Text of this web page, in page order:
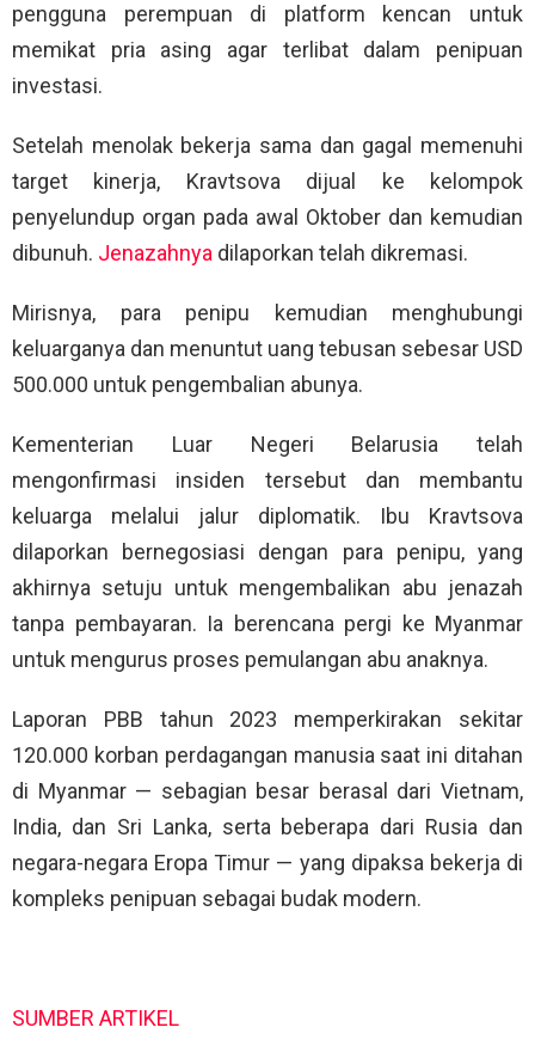
pengguna perempuan di platform kencan untuk
memikat pria asing agar terlibat dalam penipuan
investasi.
Setelah menolak bekerja sama dan gagal memenuhi
target kinerja, Kravtsova dijual ke kelompok
penyelundup organ pada awal Oktober dan kemudian
dibunuh. Jenazahnya dilaporkan telah dikremasi.
Mirisnya, para penipu kemudian menghubungi
keluarganya dan menuntut uang tebusan sebesar USD
500.000 untuk pengembalian abunya.
Kementerian Luar Negeri Belarusia telah
mengonfirmasi insiden tersebut dan membantu
keluarga melalui jalur diplomatik. Ibu Kravtsova
dilaporkan bernegosiasi dengan para penipu, yang
akhirnya setuju untuk mengembalikan abu jenazah
tanpa pembayaran. Ia berencana pergi ke Myanmar
untuk mengurus proses pemulangan abu anaknya.
Laporan PBB tahun 2023 memperkirakan sekitar
120.000 korban perdagangan manusia saat ini ditahan
di Myanmar — sebagian besar berasal dari Vietnam,
India, dan Sri Lanka, serta beberapa dari Rusia dan
negara-negara Eropa Timur — yang dipaksa bekerja di
kompleks penipuan sebagai budak modern.
SUMBER ARTIKEL